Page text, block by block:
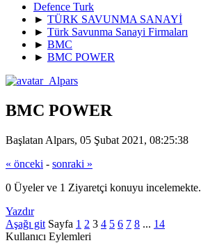
Defence Turk
► TÜRK SAVUNMA SANAYİ
► Türk Savunma Sanayi Firmaları
► BMC
► BMC POWER
BMC POWER
Başlatan Alpars, 05 Şubat 2021, 08:25:38
« önceki - sonraki »
0 Üyeler ve 1 Ziyaretçi konuyu incelemekte.
Yazdır
Aşağı git Sayfa 1 2 3 4 5 6 7 8 ... 14
Kullanıcı Eylemleri